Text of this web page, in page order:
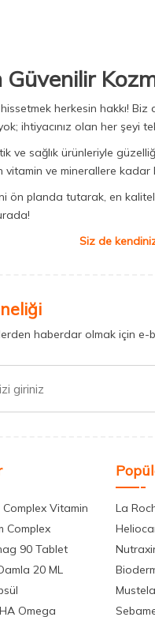
Güvenilir
hissetmek herkesin hakkı!
ihtiyacınız olan her şeyi
ve sağlık ürünleriyle
vitamin ve minerallere
ön planda tutarak, en
Siz de
haberdar olmak için e-
Vitamin
Complex
90 Tablet
20 ML
Omega
La
Mustela